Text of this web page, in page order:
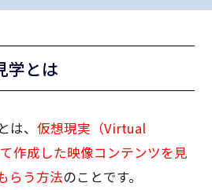
学とは
は、仮想現実（Virtual
作成した映像コンテンツを見
らう方法のことです。